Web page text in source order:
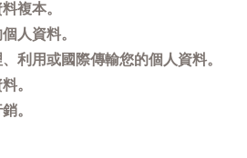
複本。
人資料。
利用或國際傳輸您的個人資料。
。
。